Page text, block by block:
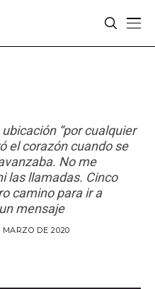
“por cualquier
el corazón cuando se
No me
las llamadas. Cinco
camino para ir a
mensaje
DE 2020